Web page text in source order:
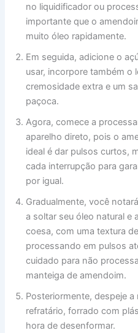
no liquidificador ou
importante que o
muito óleo rapidamente.
Em seguida, adicione o
usar, incorpore também o
cremosidade extra e um
paçoca.
Agora, comece a
aparelho direto, pois o
ideal é dar pulsos curtos,
cada interrupção para
por igual.
Gradualmente, você
a soltar seu óleo natural e
coesa, com uma textura
processando em pulsos
cuidado para não
manteiga de amendoim.
Posteriormente, despeje
refratário, forrado com
hora de desenformar.